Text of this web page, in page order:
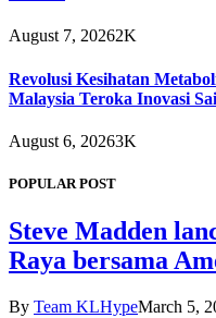
August 7, 20262K
Revolusi Kesihatan
Malaysia Teroka Inovasi
August 6, 20263K
POPULAR POST
Steve Madden
Raya bersama
By Team KLHypeMarch 5,